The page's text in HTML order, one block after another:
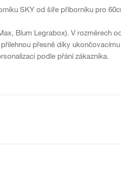
SKY od šíře příborníku pro
Blum Legrabox). V rozměrech
přesně díky
podle přání zákazníka.